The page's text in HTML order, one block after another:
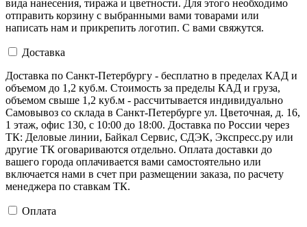
вида нанесения, тиража и цветности. Для этого необходимо
отправить корзину с выбранными вами товарами или
написать нам и прикрепить логотип. С вами свяжутся.
Доставка
Доставка по Санкт-Петербургу - бесплатно в пределах КАД и
объемом до 1,2 куб.м. Стоимость за пределы КАД и груза,
объемом свыше 1,2 куб.м - рассчитывается индивидуально
Самовывоз со склада в Санкт-Петербурге ул. Цветочная, д. 16,
1 этаж, офис 130, с 10:00 до 18:00. Доставка по России через
ТК: Деловые линии, Байкал Сервис, СДЭК, Экспресс.ру или
другие ТК оговариваются отдельно. Оплата доставки до
вашего города оплачивается вами самостоятельно или
включается нами в счет при размещении заказа, по расчету
менеджера по ставкам ТК.
Оплата